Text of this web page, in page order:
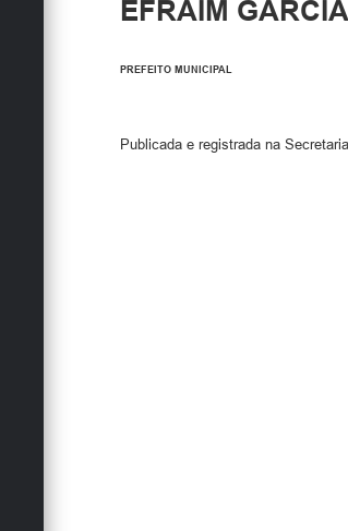
EFRAIM
PREFEITO MUNICIPAL
Publicada e registrada na